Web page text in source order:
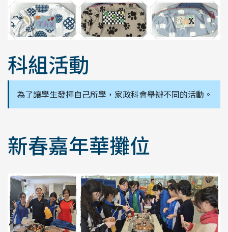
科組活動
為了讓學生發揮自己所學，家政科會舉辦不同的活動。
新春嘉年華攤位